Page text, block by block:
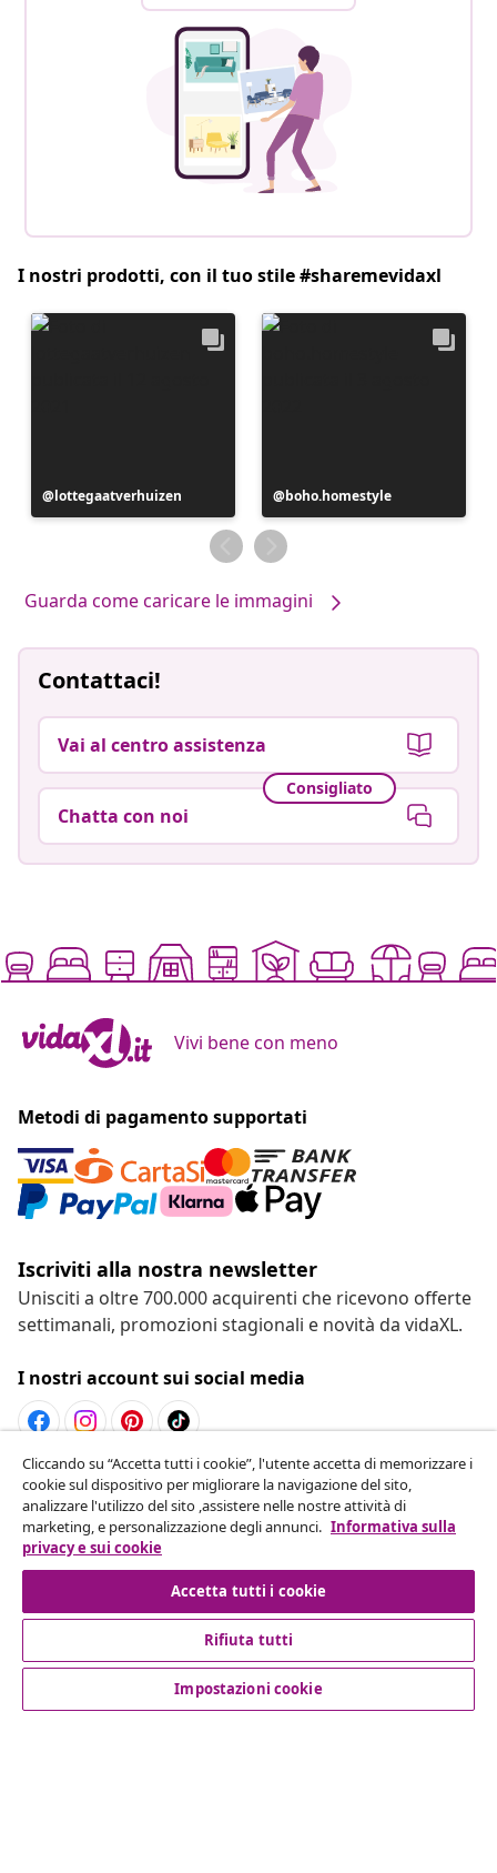
I nostri prodotti, con il tuo stile #sharemevidaxl
Post
pubblicato
lottegaatverhuizen
Post
pubblicato
da
boho.homestyle
Guarda come caricare le immagini
Contattaci!
Vai al centro assistenza
Consigliato
Chatta con noi
Vivi bene con meno
Metodi di pagamento supportati
Iscriviti alla nostra newsletter
Unisciti a oltre 700.000 acquirenti che ricevono offerte
settimanali, promozioni stagionali e novità da vidaXL.
I nostri account sui social media
Recesso dal contratto
Invia una richiesta di recesso per il tuo ordine.
Recesso dal contratto
Servizio clienti
Cliccando su “Accetta tutti i cookie”, l'utente accetta di memorizzare i
cookie sul dispositivo per migliorare la navigazione del sito,
analizzare l'utilizzo del sito ,assistere nelle nostre attività di
marketing, e personalizzazione degli annunci. Informativa sulla
privacy e sui cookie
Accetta tutti i cookie
Rifiuta tutti
Impostazioni cookie